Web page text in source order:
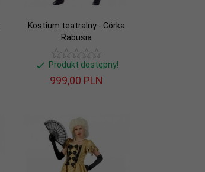
Kostium teatralny - Córka
Rabusia
Produkt dostępny!
999,00 PLN